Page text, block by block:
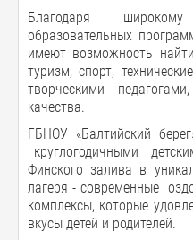
Благодаря
образовательных
имеют возможность
туризм, спорт,
творческими
качества.
ГБНОУ «Балтийский
круглогодичными
Финского залива в
лагеря - современные
комплексы, которые
вкусы детей и родителей.